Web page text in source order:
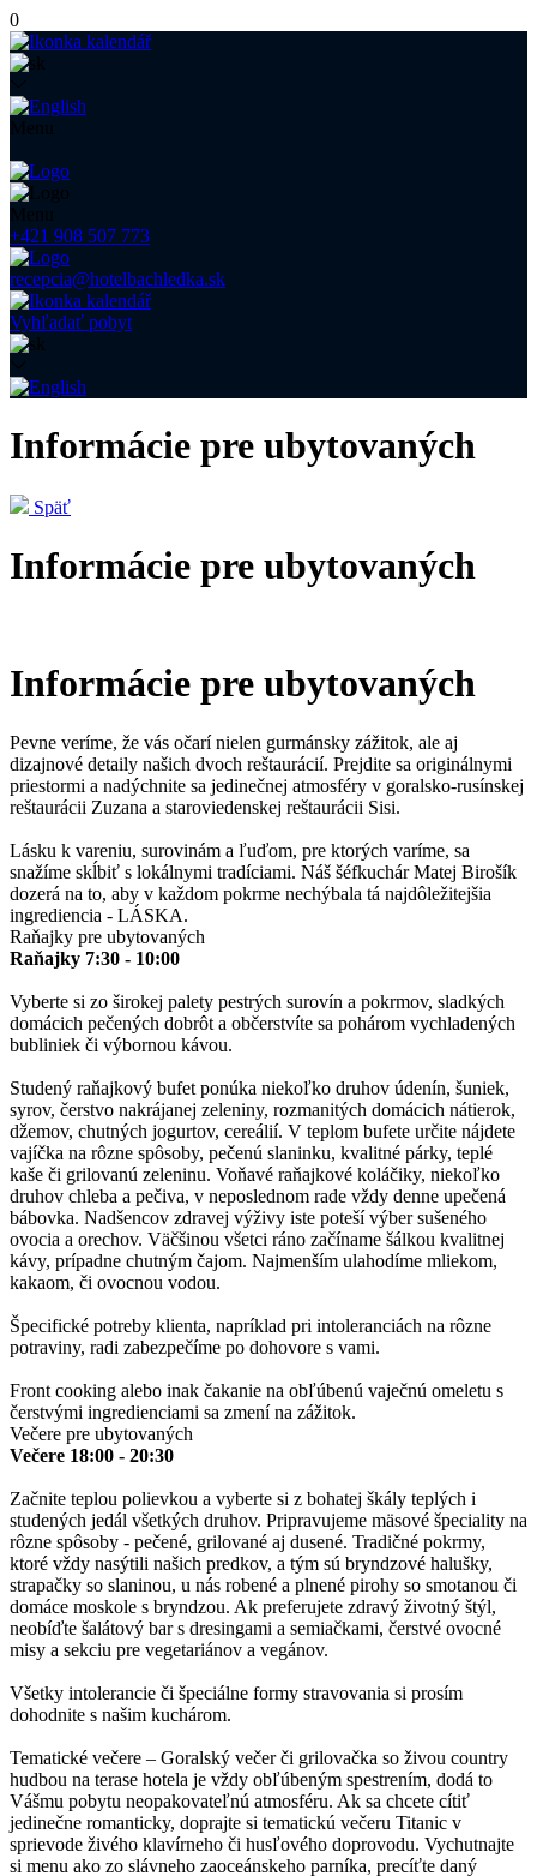
0
Menu
Menu
+421 908 507 773
recepcia@hotelbachledka.sk
Vyhľadať pobyt
Informácie pre ubytovaných
Späť
Informácie pre ubytovaných
Informácie pre ubytovaných
Pevne veríme, že vás očarí nielen gurmánsky zážitok, ale aj
dizajnové detaily našich dvoch reštaurácií. Prejdite sa originálnymi
priestormi a nadýchnite sa jedinečnej atmosféry v goralsko-rusínskej
reštaurácii Zuzana a staroviedenskej reštaurácii Sisi.
Lásku k vareniu, surovinám a ľuďom, pre ktorých varíme, sa
snažíme skĺbiť s lokálnymi tradíciami. Náš šéfkuchár Matej Birošík
dozerá na to, aby v každom pokrme nechýbala tá najdôležitejšia
ingrediencia - LÁSKA.
Raňajky pre ubytovaných
Raňajky 7:30 - 10:00
Vyberte si zo širokej palety pestrých surovín a pokrmov, sladkých
domácich pečených dobrôt a občerstvíte sa pohárom vychladených
bubliniek či výbornou kávou.
Studený raňajkový bufet ponúka niekoľko druhov údenín, šuniek,
syrov, čerstvo nakrájanej zeleniny, rozmanitých domácich nátierok,
džemov, chutných jogurtov, cereálií. V teplom bufete určite nájdete
vajíčka na rôzne spôsoby, pečenú slaninku, kvalitné párky, teplé
kaše či grilovanú zeleninu. Voňavé raňajkové koláčiky, niekoľko
druhov chleba a pečiva, v neposlednom rade vždy denne upečená
bábovka. Nadšencov zdravej výživy iste poteší výber sušeného
ovocia a orechov. Väčšinou všetci ráno začíname šálkou kvalitnej
kávy, prípadne chutným čajom. Najmenším ulahodíme mliekom,
kakaom, či ovocnou vodou.
Špecifické potreby klienta, napríklad pri intoleranciách na rôzne
potraviny, radi zabezpečíme po dohovore s vami.
Front cooking alebo inak čakanie na obľúbenú vaječnú omeletu s
čerstvými ingredienciami sa zmení na zážitok.
Večere pre ubytovaných
Večere 18:00 - 20:30
Začnite teplou polievkou a vyberte si z bohatej škály teplých i
studených jedál všetkých druhov. Pripravujeme mäsové špeciality na
rôzne spôsoby - pečené, grilované aj dusené. Tradičné pokrmy,
ktoré vždy nasýtili našich predkov, a tým sú bryndzové halušky,
strapačky so slaninou, u nás robené a plnené pirohy so smotanou či
domáce moskole s bryndzou. Ak preferujete zdravý životný štýl,
neobíďte šalátový bar s dresingami a semiačkami, čerstvé ovocné
misy a sekciu pre vegetariánov a vegánov.
Všetky intolerancie či špeciálne formy stravovania si prosím
dohodnite s našim kuchárom.
Tematické večere – Goralský večer či grilovačka so živou country
hudbou na terase hotela je vždy obľúbeným spestrením, dodá to
Vášmu pobytu neopakovateľnú atmosféru. Ak sa chcete cítiť
jedinečne romanticky, doprajte si tematickú večeru Titanic v
sprievode živého klavírneho či husľového doprovodu. Vychutnajte
si menu ako zo slávneho zaoceánskeho parníka, precíťte daný